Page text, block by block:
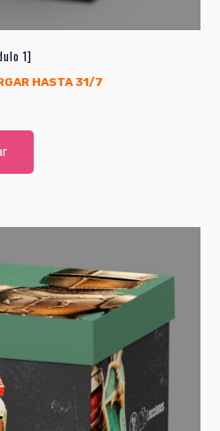
1]
HASTA 31/7